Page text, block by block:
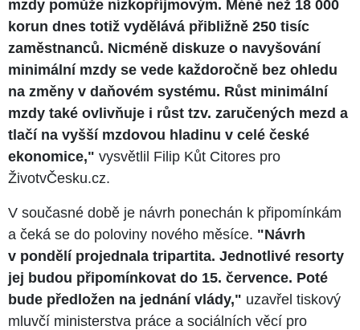
mzdy pomůže nízkopříjmovým. Méně než 18 000
korun dnes totiž vydělává přibližně 250 tisíc
zaměstnanců. Nicméně diskuze o navyšování
minimální mzdy se vede každoročně bez ohledu
na změny v daňovém systému. Růst minimální
mzdy také ovlivňuje i růst tzv. zaručených mezd a
tlačí na vyšší mzdovou hladinu v celé české
ekonomice," vysvětlil Filip Kůt Citores pro
ŽivotvČesku.cz.
V současné době je návrh ponechán k připomínkám
a čeká se do poloviny nového měsíce. "Návrh
v pondělí projednala tripartita. Jednotlivé resorty
jej budou připomínkovat do 15. července. Poté
bude předložen na jednání vlády," uzavřel tiskový
mluvčí ministerstva práce a sociálních věcí pro